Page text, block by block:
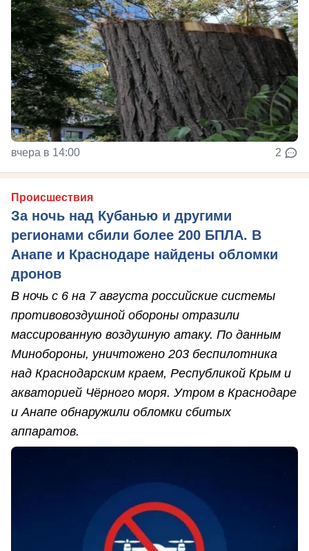
вчера в 14:00 2
Происшествия
За ночь над Кубанью и другими
регионами сбили более 200 БПЛА. В
Анапе и Краснодаре найдены обломки
дронов
В ночь с 6 на 7 августа российские системы
противовоздушной обороны отразили
массированную воздушную атаку. По данным
Минобороны, уничтожено 203 беспилотника
над Краснодарским краем, Республикой Крым и
акваторией Чёрного моря. Утром в Краснодаре
и Анапе обнаружили обломки сбитых
аппаратов.